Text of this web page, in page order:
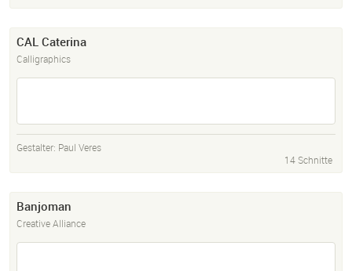
CAL Caterina
Calligraphics
Gestalter: Paul Veres
14 Schnitte
Banjoman
Creative Alliance